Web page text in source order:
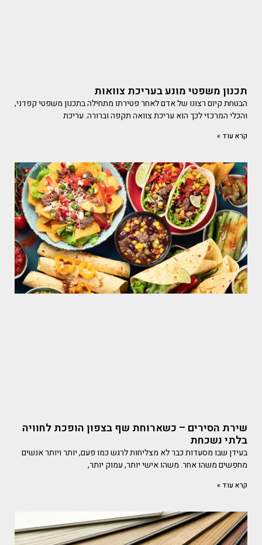
תכנון משפטי מונע בעריכת צוואות
הבטחת קיום רצונו של אדם לאחר פטירתו מתחילה בתכנון משפטי קפדני,
והכלי המרכזי לכך הוא עריכת צוואה תקפה וברורה. עריכת
קרא עוד »
שירת הסירים – כשארוחת שף בצפון הופכת לחוויה
בלתי נשכחת
בעידן שבו מסעדות כבר לא מצליחות לרגש כמו פעם, יותר ויותר אנשים
מחפשים משהו אחר. משהו אישי יותר, עמוק יותר,
קרא עוד »